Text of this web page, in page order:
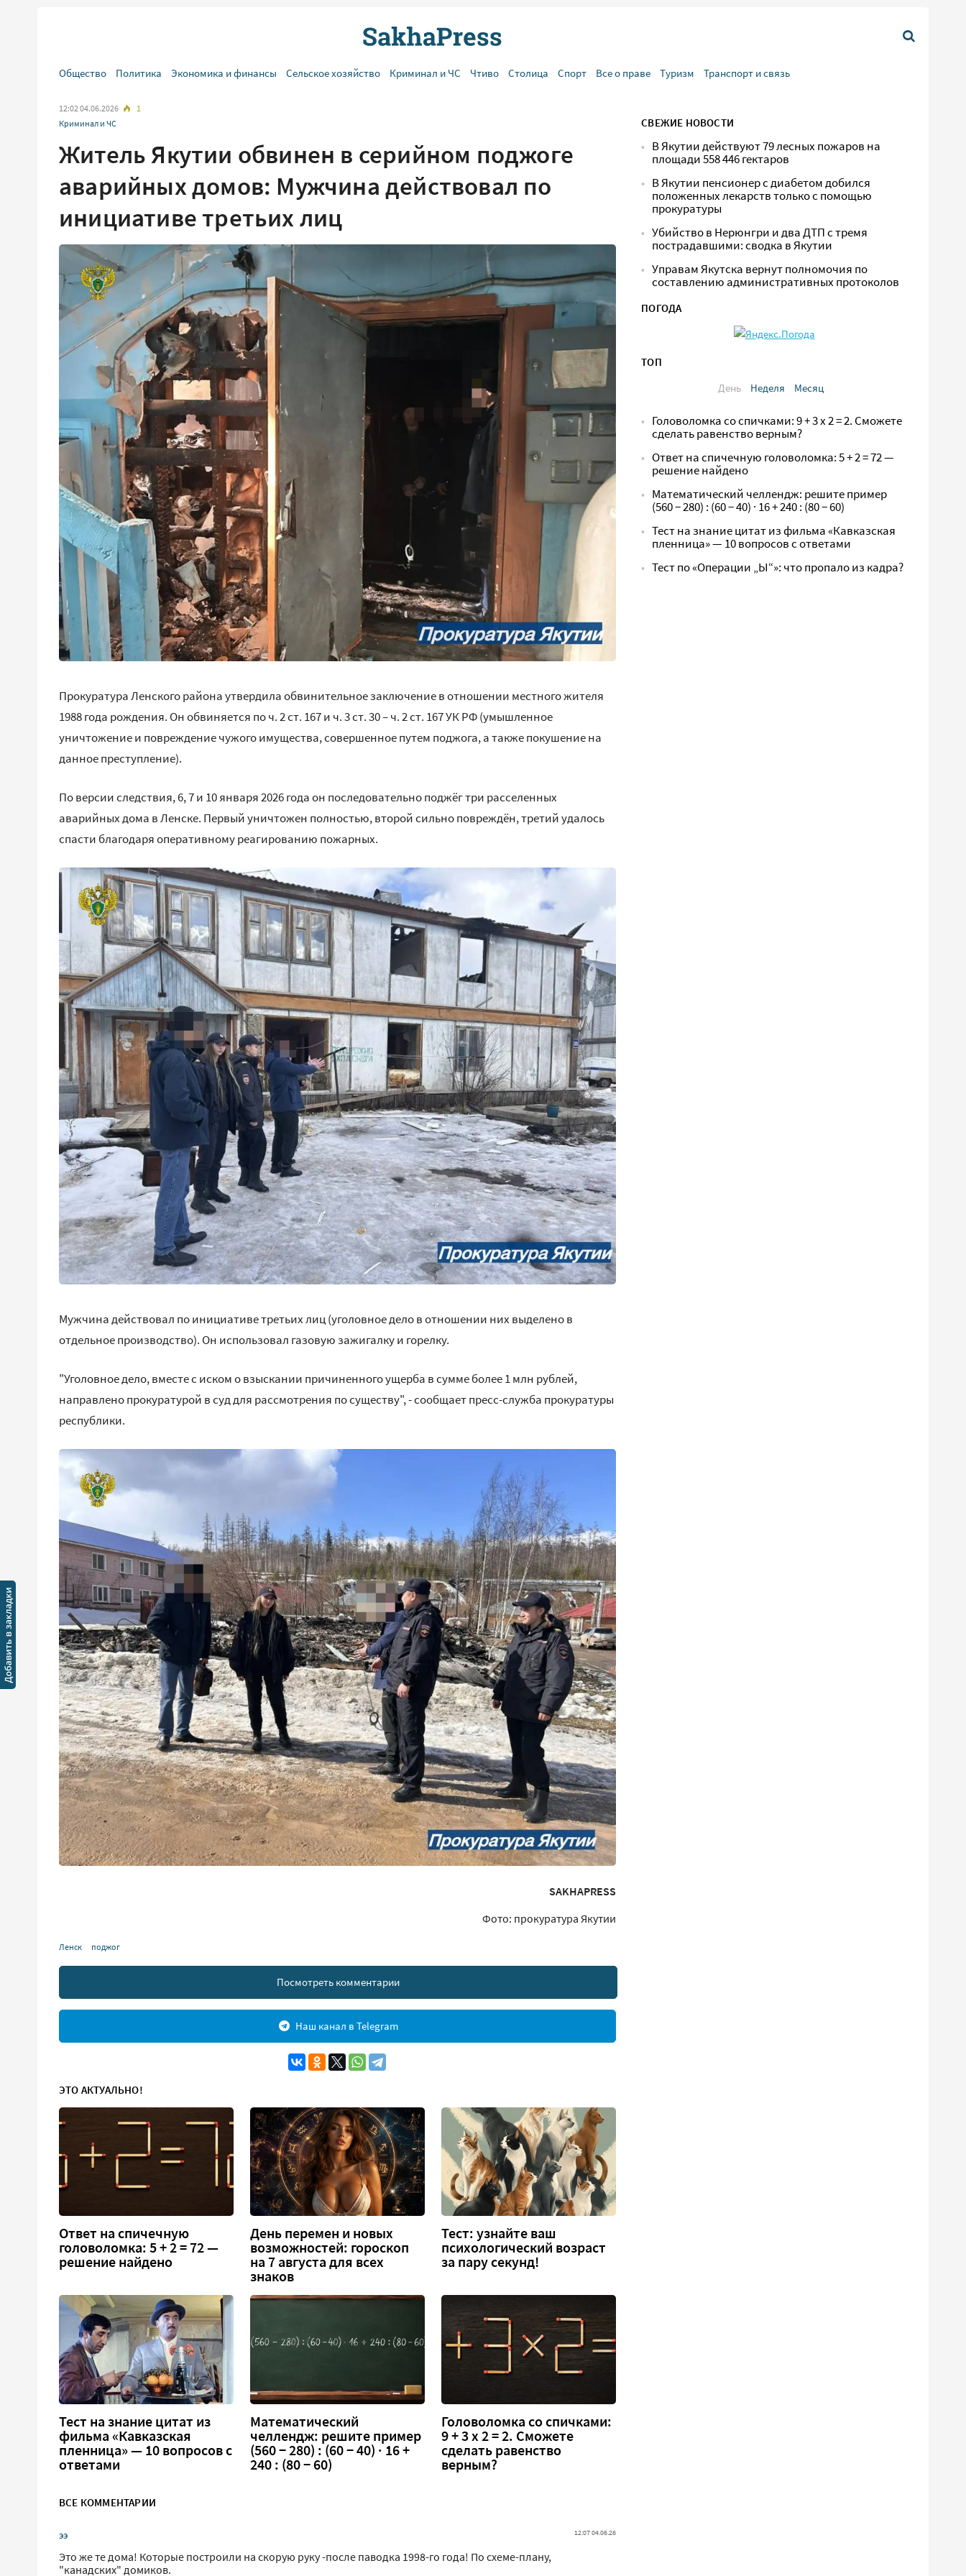
Общество Политика Экономика и финансы Сельское хозяйство Криминал и ЧС Чтиво Столица Спорт Все о праве Туризм Транспорт и связь
12:02 04.06.2026
1
Криминал и ЧС
Житель Якутии обвинен в серийном поджоге
аварийных домов: Мужчина действовал по
инициативе третьих лиц
Прокуратура Ленского района утвердила обвинительное заключение в отношении местного жителя
1988 года рождения. Он обвиняется по ч. 2 ст. 167 и ч. 3 ст. 30 – ч. 2 ст. 167 УК РФ (умышленное
уничтожение и повреждение чужого имущества, совершенное путем поджога, а также покушение на
данное преступление).
По версии следствия, 6, 7 и 10 января 2026 года он последовательно поджёг три расселенных
аварийных дома в Ленске. Первый уничтожен полностью, второй сильно повреждён, третий удалось
спасти благодаря оперативному реагированию пожарных.
Мужчина действовал по инициативе третьих лиц (уголовное дело в отношении них выделено в
отдельное производство). Он использовал газовую зажигалку и горелку.
"Уголовное дело, вместе с иском о взыскании причиненного ущерба в сумме более 1 млн рублей,
направлено прокуратурой в суд для рассмотрения по существу", - сообщает пресс-служба прокуратуры
республики.
SAKHAPRESS
Фото: прокуратура Якутии
Ленск поджог
Посмотреть комментарии
Наш канал в Telegram
ЭТО АКТУАЛЬНО!
Ответ на спичечную
головоломка: 5 + 2 = 72 —
решение найдено
День перемен и новых
возможностей: гороскоп
на 7 августа для всех
знаков
Тест: узнайте ваш
психологический возраст
за пару секунд!
Тест на знание цитат из
фильма «Кавказская
пленница» — 10 вопросов с
ответами
Математический
челлендж: решите пример
(560 − 280) : (60 − 40) · 16 +
240 : (80 − 60)
Головоломка со спичками:
9 + 3 х 2 = 2. Сможете
сделать равенство
верным?
ВСЕ КОММЕНТАРИИ
ээ 12:07 04.06.26
Это же те дома! Которые построили на скорую руку -после паводка 1998-го года! По схеме-плану,
"канадских" домиков.
СВЕЖИЕ НОВОСТИ
В Якутии действуют 79 лесных пожаров на
площади 558 446 гектаров
В Якутии пенсионер с диабетом добился
положенных лекарств только с помощью
прокуратуры
Убийство в Нерюнгри и два ДТП с тремя
пострадавшими: сводка в Якутии
Управам Якутска вернут полномочия по
составлению административных протоколов
ПОГОДА
ТОП
День
Неделя Месяц
Головоломка со спичками: 9 + 3 х 2 = 2. Сможете
сделать равенство верным?
Ответ на спичечную головоломка: 5 + 2 = 72 —
решение найдено
Математический челлендж: решите пример
(560 − 280) : (60 − 40) · 16 + 240 : (80 − 60)
Тест на знание цитат из фильма «Кавказская
пленница» — 10 вопросов с ответами
Тест по «Операции „Ы“»: что пропало из кадра?